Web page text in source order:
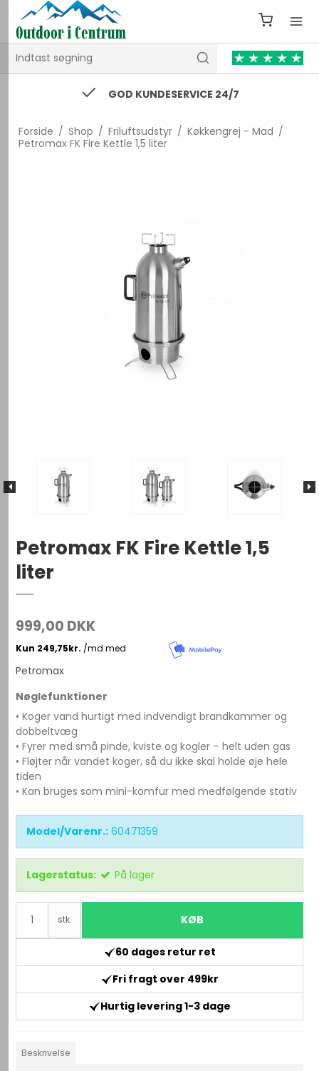
GOD KUNDESERVICE 24/7
Forside / Shop / Friluftsudstyr / Køkkengrej - Mad /
Petromax FK Fire Kettle 1,5 liter
Petromax FK Fire Kettle 1,5
liter
999,00 DKK
Petromax
Nøglefunktioner
• Koger vand hurtigt med indvendigt brandkammer og
dobbeltvæg
• Fyrer med små pinde, kviste og kogler – helt uden gas
• Fløjter når vandet koger, så du ikke skal holde øje hele
tiden
• Kan bruges som mini-komfur med medfølgende stativ
Model/Varenr.: 60471359
Lagerstatus: På lager
stk. KØB
60 dages retur ret
Fri fragt over 499kr
Hurtig levering 1-3 dage
Beskrivelse